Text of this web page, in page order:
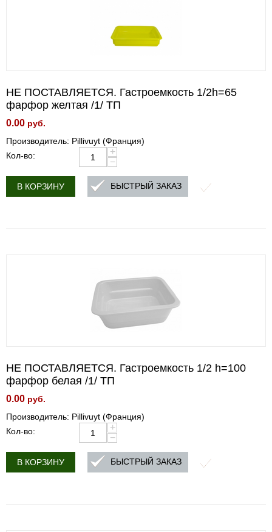
НЕ ПОСТАВЛЯЕТСЯ. Гастроемкость 1/2h=65
фарфор желтая /1/ ТП
0.00 руб.
Производитель: Pillivuyt (Франция)
Кол-во:
+
−
В КОРЗИНУ БЫСТРЫЙ ЗАКАЗ
НЕ ПОСТАВЛЯЕТСЯ. Гастроемкость 1/2 h=100
фарфор белая /1/ ТП
0.00 руб.
Производитель: Pillivuyt (Франция)
Кол-во:
+
−
В КОРЗИНУ БЫСТРЫЙ ЗАКАЗ